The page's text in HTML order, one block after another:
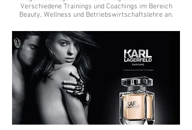
Verschiedene Trainings und Coachings im Bereich
Beauty, Wellness und Betriebswirtschaftslehre an.